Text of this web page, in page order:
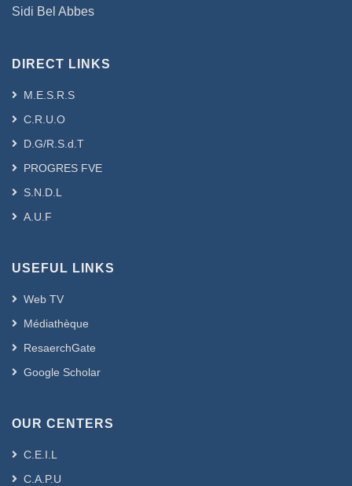
Sidi Bel Abbes
DIRECT LINKS
M.E.S.R.S
C.R.U.O
D.G/R.S.d.T
PROGRES FVE
S.N.D.L
A.U.F
USEFUL LINKS
Web TV
Médiathèque
ResaerchGate
Google Scholar
OUR CENTERS
C.E.I.L
C.A.P.U